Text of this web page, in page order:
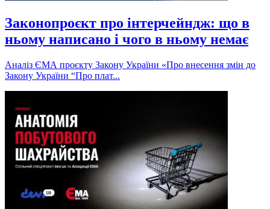
Законопроєкт про інтерчейндж: що в
ньому написано і чого в ньому немає
Аналіз ЄМА проєкту Закону України «Про внесення змін до
Закону України “Про плат...